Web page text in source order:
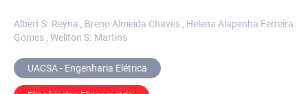
Albert S. Reyna , Breno Almeida Chaves , Helena Alapenha Ferreira
Gomes , Weliton S. Martins
UACSA - Engenharia Elétrica